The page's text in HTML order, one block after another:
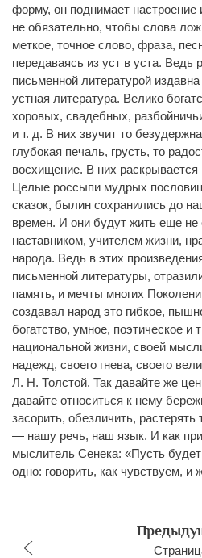
форму, он поднимает
не обязательно, чтобы слова
меткое, точное слово, фраза,
передаваясь из уст в уста. Ведь
письменной литературой
устная литература. Велико
хоровых, свадебных,
и т. д. В них звучит то
глубокая печаль, грусть, то
восхищение. В них
Целые россыпи мудрых
сказок, былин сохранились до
времен. И они будут жить еще не
наставником, учителем жизни,
народа. Ведь в этих
письменной литературы,
память, и мечты многих
создавал народ это гибкое,
богатство, умное, поэтическое и
национальной жизни, своей
надежд, своего гнева, своего
Л. Н. Толстой. Так давайте же
давайте относиться к нему
засорить, обезличить,
— нашу речь, наш язык. И как
мыслитель Сенека: «Пусть
одно: говорить, как чувствуем, и